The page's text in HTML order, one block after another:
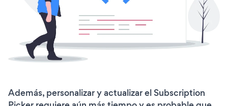
Además, personalizar y actualizar el Subscription